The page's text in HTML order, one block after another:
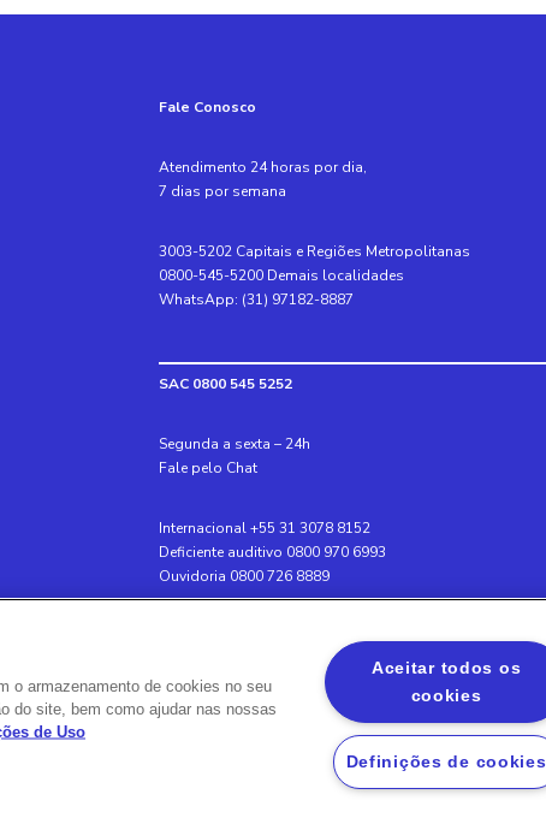
Fale Conosco
Atendimento 24 horas por dia,
7 dias por semana
3003-5202 Capitais e Regiões Metropolitanas
0800-545-5200 Demais localidades
WhatsApp: (31) 97182-8887
SAC 0800 545 5252
Segunda a sexta – 24h
Fale pelo Chat
Internacional +55 31 3078 8152
Deficiente auditivo 0800 970 6993
Ouvidoria 0800 726 8889
Via Olímpia, São Paulo, SP 04547-130, Brasil, 3003-5202
o armazenamento de cookies no seu
do site, bem como ajudar nas nossas
de Uso
Aceitar todos os
cookies
Definições de cookies